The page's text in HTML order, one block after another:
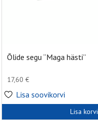
Õlide segu “Maga hästi”
17,60€
Lisa soovikorvi
Lisa korvi